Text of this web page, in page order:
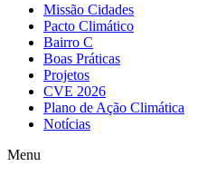
Missão Cidades
Pacto Climático
Bairro C
Boas Práticas
Projetos
CVE 2026
Plano de Ação Climática
Notícias
Menu